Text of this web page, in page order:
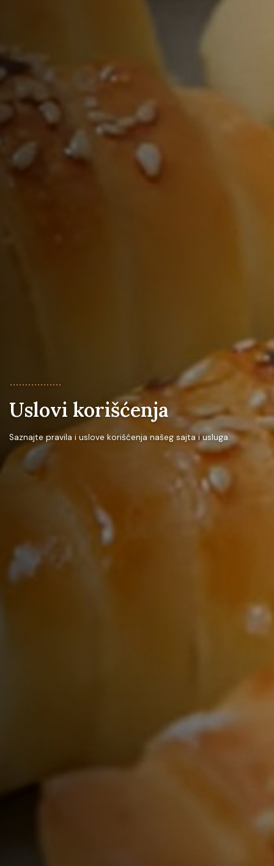
.................
Uslovi korišćenja
Saznajte pravila i uslove korišćenja našeg sajta i usluga.